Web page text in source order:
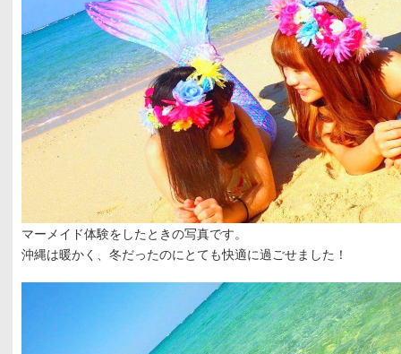
マーメイド体験をしたときの写真です。
沖縄は暖かく、冬だったのにとても快適に過ごせました！